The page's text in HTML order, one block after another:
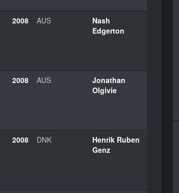
2008 AUS
Nash
Edgerton
2008 AUS
Jonathan
Olgivie
2008 DNK
Henrik Ruben
Genz